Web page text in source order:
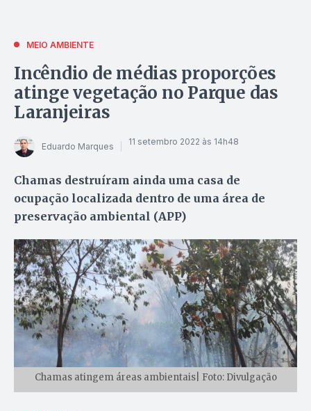
MEIO AMBIENTE
Incêndio de médias proporções
atinge vegetação no Parque das
Laranjeiras
Eduardo Marques 11 setembro 2022 às 14h48
Chamas destruíram ainda uma casa de
ocupação localizada dentro de uma área de
preservação ambiental (APP)
Chamas atingem áreas ambientais| Foto: Divulgação